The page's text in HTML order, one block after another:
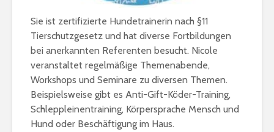
Sie ist zertifizierte Hundetrainerin nach §11
Tierschutzgesetz und hat diverse Fortbildungen
bei anerkannten Referenten besucht. Nicole
veranstaltet regelmäßige Themenabende,
Workshops und Seminare zu diversen Themen.
Beispielsweise gibt es Anti-Gift-Köder-Training,
Schleppleinentraining, Körpersprache Mensch und
Hund oder Beschäftigung im Haus.